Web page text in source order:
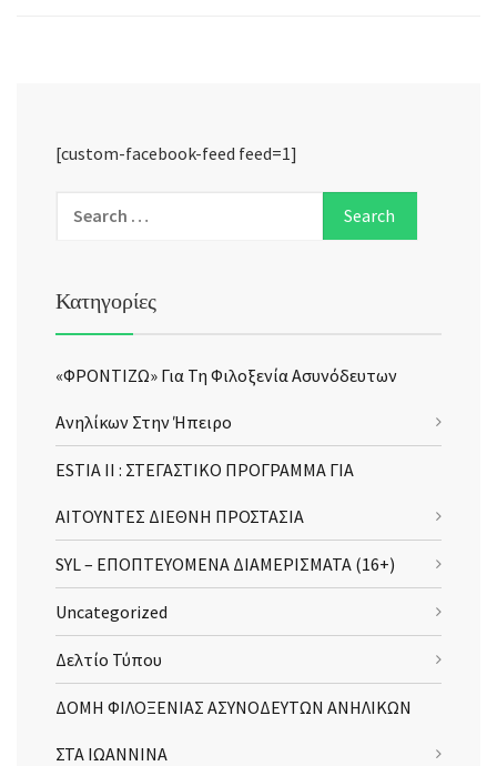
[custom-facebook-feed feed=1]
Κατηγορίες
«ΦΡΟΝΤΙΖΩ» Για Τη Φιλοξενία Ασυνόδευτων
Ανηλίκων Στην Ήπειρο
ESTIA II : ΣΤΕΓΑΣΤΙΚΟ ΠΡΟΓΡΑΜΜΑ ΓΙΑ
ΑΙΤΟΥΝΤΕΣ ΔΙΕΘΝΗ ΠΡΟΣΤΑΣΙΑ
SYL – ΕΠΟΠΤΕΥΟΜΕΝΑ ΔΙΑΜΕΡΙΣΜΑΤΑ (16+)
Uncategorized
Δελτίο Τύπου
ΔΟΜΗ ΦΙΛΟΞΕΝΙΑΣ ΑΣΥΝΟΔΕΥΤΩΝ ΑΝΗΛΙΚΩΝ
ΣΤΑ ΙΩΑΝΝΙΝΑ